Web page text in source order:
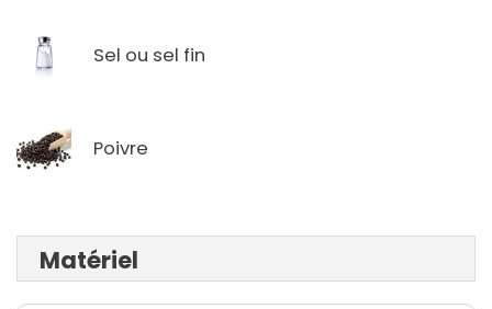
Sel ou sel fin
Poivre
Matériel